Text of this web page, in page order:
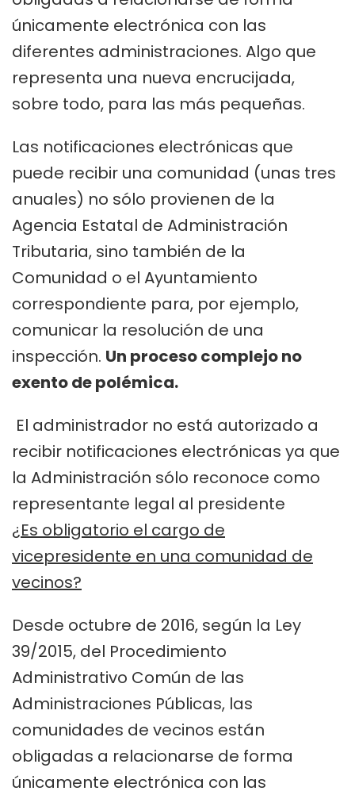
únicamente electrónica con las
diferentes administraciones. Algo que
representa una nueva encrucijada,
sobre todo, para las más pequeñas.
Las notificaciones electrónicas que
puede recibir una comunidad (unas tres
anuales) no sólo provienen de la
Agencia Estatal de Administración
Tributaria, sino también de la
Comunidad o el Ayuntamiento
correspondiente para, por ejemplo,
comunicar la resolución de una
inspección. Un proceso complejo no
exento de polémica.
El administrador no está autorizado a
recibir notificaciones electrónicas ya que
la Administración sólo reconoce como
representante legal al presidente
¿Es obligatorio el cargo de
vicepresidente en una comunidad de
vecinos?
Desde octubre de 2016, según la Ley
39/2015, del Procedimiento
Administrativo Común de las
Administraciones Públicas, las
comunidades de vecinos están
obligadas a relacionarse de forma
únicamente electrónica con las